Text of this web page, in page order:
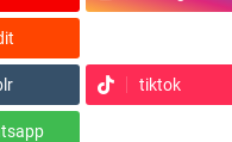
tiktok